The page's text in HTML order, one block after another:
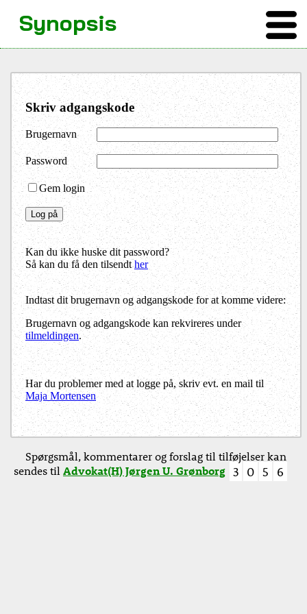
Skriv adgangskode
Brugernavn
Password
Gem login
Kan du ikke huske dit password?
Så kan du få den tilsendther
Indtast dit brugernavn og adgangskode for at komme videre:
Brugernavn og adgangskode kan rekvireres under
tilmeldingen.
Har du problemer med at logge på, skriv evt. en mail til
Maja Mortensen
Synopsis
Spørgsmål, kommentarer og forslag til tilføjelser kan
sendes tilAdvokat(H) Jørgen U. Grønborg 3 0 5 6